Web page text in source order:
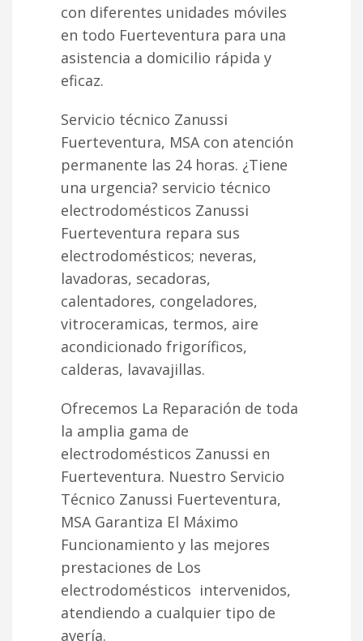
con diferentes unidades móviles
en todo Fuerteventura para una
asistencia a domicilio rápida y
eficaz.
Servicio técnico Zanussi
Fuerteventura, MSA con atención
permanente las 24 horas. ¿Tiene
una urgencia? servicio técnico
electrodomésticos Zanussi
Fuerteventura repara sus
electrodomésticos; neveras,
lavadoras, secadoras,
calentadores, congeladores,
vitroceramicas, termos, aire
acondicionado frigoríficos,
calderas, lavavajillas.
Ofrecemos La Reparación de toda
la amplia gama de
electrodomésticos Zanussi en
Fuerteventura. Nuestro Servicio
Técnico Zanussi Fuerteventura,
MSA Garantiza El Máximo
Funcionamiento y las mejores
prestaciones de Los
electrodomésticos intervenidos,
atendiendo a cualquier tipo de
avería.